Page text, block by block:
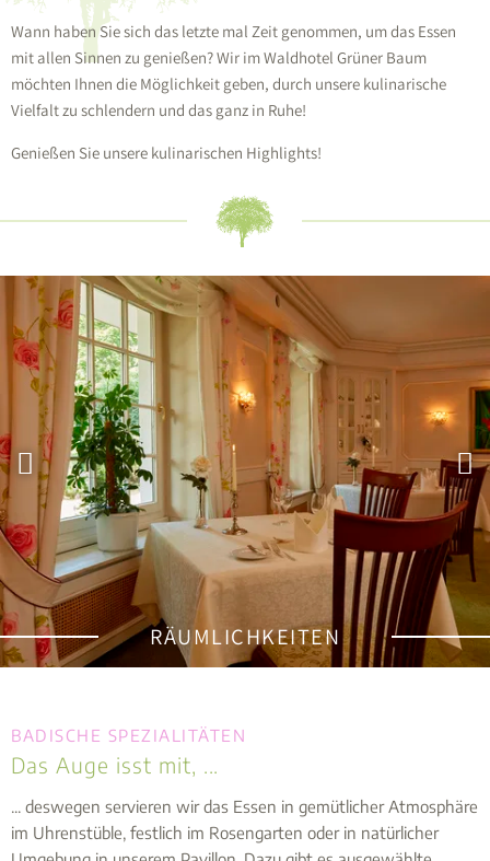
Wann haben Sie sich das letzte mal Zeit genommen, um das Essen
mit allen Sinnen zu genießen? Wir im Waldhotel Grüner Baum
möchten Ihnen die Möglichkeit geben, durch unsere kulinarische
Vielfalt zu schlendern und das ganz in Ruhe!
Genießen Sie unsere kulinarischen Highlights!
RÄUMLICHKEITEN
BADISCHE SPEZIALITÄTEN
Das Auge isst mit, ...
... deswegen servieren wir das Essen in gemütlicher Atmosphäre
im Uhrenstüble, festlich im Rosengarten oder in natürlicher